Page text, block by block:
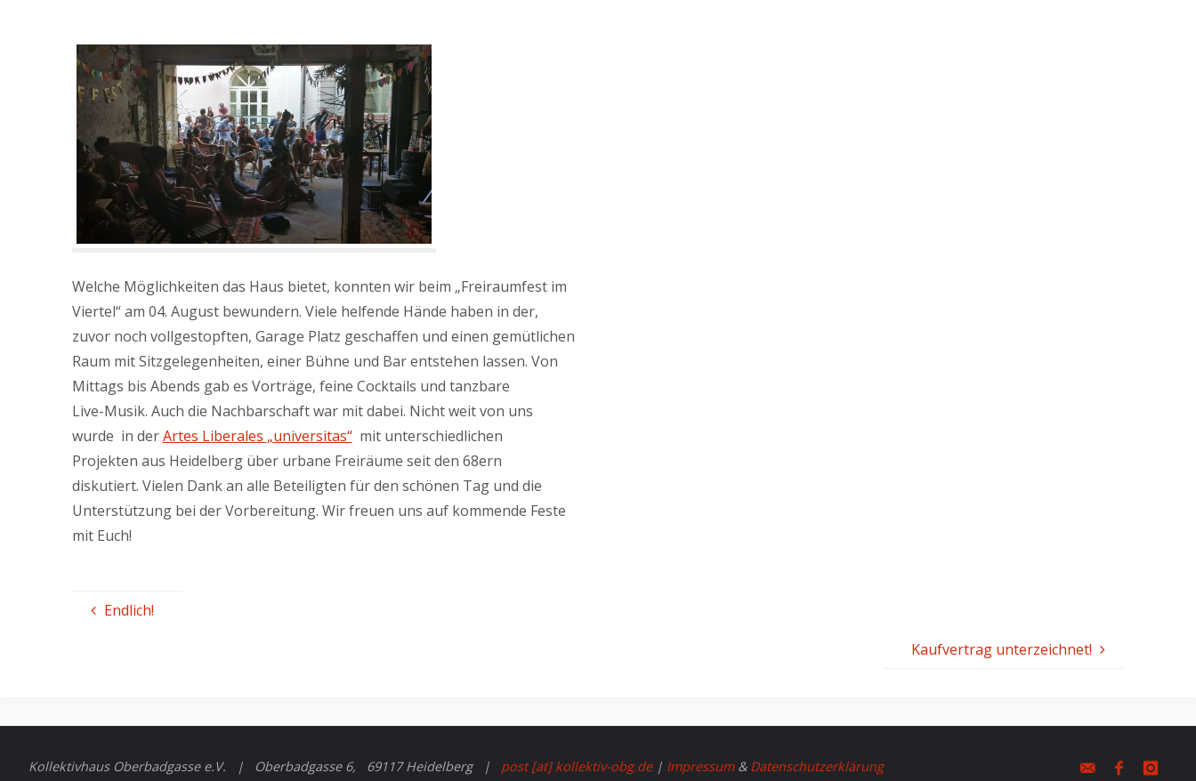
Welche Möglichkeiten das Haus bietet, konnten wir beim „Freiraumfest im
Viertel“ am 04. August bewundern. Viele helfende Hände haben in der,
zuvor noch vollgestopften, Garage Platz geschaffen und einen gemütlichen
Raum mit Sitzgelegenheiten, einer Bühne und Bar entstehen lassen. Von
Mittags bis Abends gab es Vorträge, feine Cocktails und tanzbare
Live-Musik. Auch die Nachbarschaft war mit dabei. Nicht weit von uns
wurde in derArtes Liberales „universitas“mit unterschiedlichen
Projekten aus Heidelberg über urbane Freiräume seit den 68ern
diskutiert. Vielen Dank an alle Beteiligten für den schönen Tag und die
Unterstützung bei der Vorbereitung. Wir freuen uns auf kommende Feste
mit Euch!
Endlich!
Kaufvertrag unterzeichnet!
Kollektivhaus Oberbadgasse e.V. | Oberbadgasse 6, 69117 Heidelberg | post [at] kollektiv-obg.de| Impressum& Datenschutzerklärung